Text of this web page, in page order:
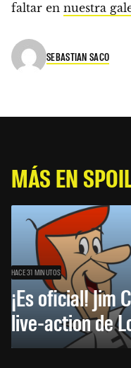
faltar en nuestra
SEBASTIAN SACO
MÁS EN
HACE 31 MINUTOS
¡Es oficial! Jim
live-action de